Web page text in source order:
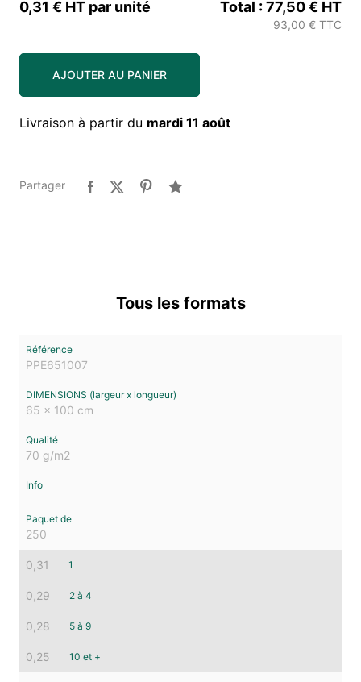
0,31 € HT par unité Total :77,50 € HT
93,00 € TTC
AJOUTER AU PANIER
Livraison à partir du mardi 11 août
Partager
Tous les formats
PPE651007
65 x 100 cm
70 g/m2
250
0,31 1
0,29 2 à 4
0,28 5 à 9
0,25 10 et +